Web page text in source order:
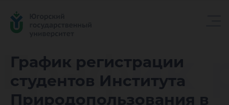
График регистрации
студентов Института
Природопользования в
График